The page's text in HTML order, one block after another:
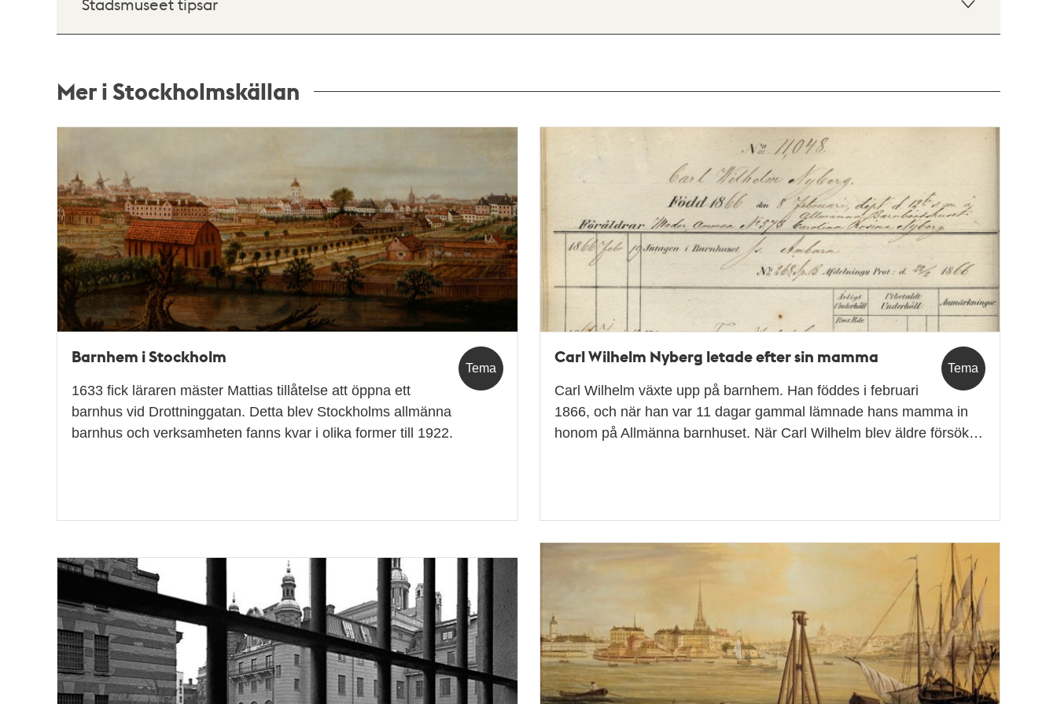
Mer i Stockholmskällan
och
teman
Tema
Barnhem i Stockholm
1633 fick läraren mäster Mattias tillåtelse att öppna ett
barnhus vid Drottninggatan. Detta blev Stockholms allmänna
barnhus och verksamheten fanns kvar i olika former till 1922.
Tema
Carl Wilhelm Nyberg letade efter sin mamma
Carl Wilhelm växte upp på barnhem. Han föddes i februari
1866, och när han var 11 dagar gammal lämnade hans mamma in
honom på Allmänna barnhuset. När Carl Wilhelm blev äldre försök…